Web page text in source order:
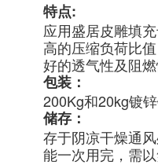
特点:
应用盛居皮雕填
高的压缩负荷比
好的透气性及阻
包装：
200Kg和20kg镀
储存：
存于阴凉干燥通
能一次用完，需